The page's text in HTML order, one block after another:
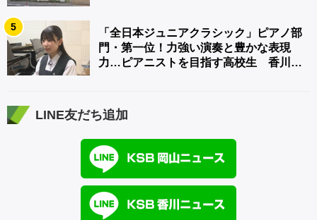
5
「全日本ジュニアクラシック」ピアノ部
門・第一位！力強い演奏と豊かな表現
力…ピアニストを目指す高校生 香川
LINE友だち追加